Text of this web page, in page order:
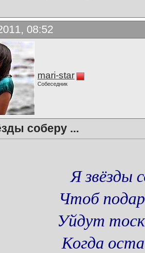
08:52
mari-star
Собеседник
соберу ...
Я звёзды
Чтоб
Уйдут
Когда